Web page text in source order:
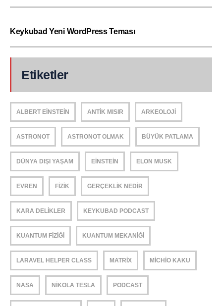
Keykubad Yeni WordPress Teması
Etiketler
ALBERT EINSTEIN ANTIK MISIR ARKEOLOJI
ASTRONOT ASTRONOT OLMAK BÜYÜK PATLAMA
DÜNYA DIŞI YAŞAM EINSTEIN ELON MUSK
EVREN FIZIK GERÇEKLIK NEDIR
KARA DELIKLER KEYKUBAD PODCAST
KUANTUM FIZIĞI KUANTUM MEKANIĞI
LARAVEL HELPER CLASS MATRIX MICHIO KAKU
NASA NIKOLA TESLA PODCAST